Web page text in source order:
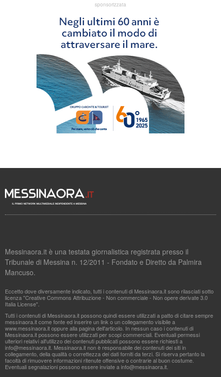
sponsorizzata
Messinaora.it è una testata giornalistica registrata presso il
Tribunale di Messina n. 12/2011 - Fondato e Diretto da Palmira
Mancuso.
Eccetto dove diversamente indicato, tutti i contenuti di Messinaora.it sono rilasciati sotto
licenza "Creative Commons Attribuzione - Non commerciale - Non opere derivate 3.0
Italia License".
Tutti i contenuti di Messinaora.it possono quindi essere utilizzati a patto di citare sempre
messinaora.it come fonte ed inserire un link o un collegamento visibile a
www.messinaora.it oppure alla pagina dell'articolo. In nessun caso i contenuti di
Messinaora.it possono essere utilizzati per scopi commerciali. Eventuali permessi
ulteriori relativi all'utilizzo dei contenuti pubblicati possono essere richiesti a
info@messinaora.it . Messinaora.it non è responsabile dei contenuti dei siti in
collegamento, della qualità o correttezza dei dati forniti da terzi. Si riserva pertanto la
facoltà di rimuovere informazioni ritenute offensive o contrarie al buon costume.
Eventuali segnalazioni possono essere inviate ainfo@messinaora.it